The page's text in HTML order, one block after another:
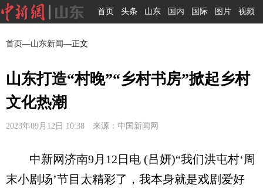
首页 头条 山东 国内 国际 图片 视频
首页—山东新闻—正文
山东打造“村晚”“乡村书房”掀起乡村
文化热潮
2023年09月12日 10:38 来源：中国新闻网
中新网济南9月12日电 (吕妍)“我们洪屯村‘周
末小剧场’节目太精彩了，我本身就是戏剧爱好